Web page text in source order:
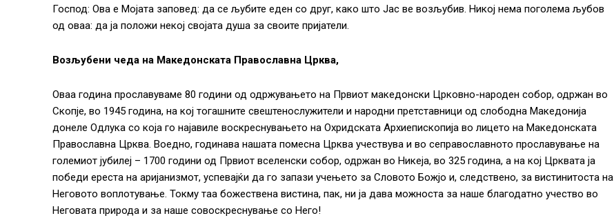
Господ: Ова е Мојата заповед: да се љубите еден со друг, како што Јас ве возљубив. Никој нема поголема љубов
од оваа: да ја положи некој својата душа за своите пријатели.
Возљубени чеда на Македонската Православна Црква,
Оваа година прославуваме 80 години од одржувањето на Првиот македонски Црковно-народен собор, одржан во
Скопје, во 1945 година, на кој тогашните свештенослужители и народни претставници од слободна Македонија
донеле Одлука со која го најавиле воскреснувањето на Охридската Архиепископија во лицето на Македонската
Православна Црква. Воедно, годинава нашата помесна Црква учествува и во сеправославното прославување на
големиот јубилеј – 1700 години од Првиот вселенски собор, одржан во Никеја, во 325 година, а на кој Црквата ја
победи ереста на аријанизмот, успевајќи да го запази учењето за Словото Божјо и, следствено, за вистинитоста на
Неговото воплотување. Токму таа божествена вистина, пак, ни ја дава можноста за наше благодатно учество во
Неговата природа и за наше совоскреснување со Него!